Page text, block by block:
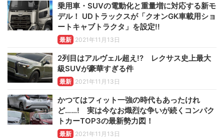
乗用車・SUVの電動化と重量増に対応する新モ
デル！ UDトラックスが「クオンGK車載用ショ
ートキャブトラクタ」を設定!!
最新 2021年11月13日
2列目はアルヴェル超え!? レクサス史上最大
級SUVが豪華すぎる件
最新 2021年11月13日
かつてはフィット一強の時代もあったけれ
ど……! 実は今なお熾烈な争いが続くコンパク
トカーTOP3の最新勢力図！
最新 2021年11月13日